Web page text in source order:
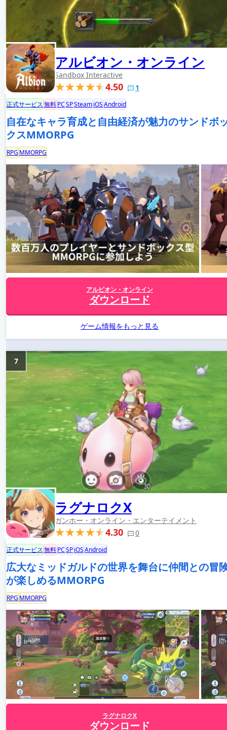
アルビオン・オンライン
Sandbox Interactive
4.50 1
正式サービス無料PCSPSteamiOSAndroid
自在なキャラ育成と自由経済が魅力のサンドボ
クスMMORPG
RPG MMORPG
アルビオン・オンライン
ダウンロード
ゲーム情報をもっと見る
ラグナロクX
ガンホー・オンライン・エンターテイメント
4.30 0
7
正式サービス無料PCSPiOSAndroid
広大なミッドガルドの世界を舞台に仲間との冒
が楽しめるMMORPG
RPG MMORPG
ラグナロクX
ダウンロード